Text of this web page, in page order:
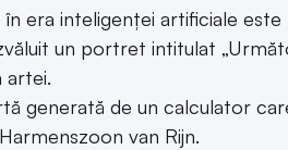
era inteligenței artificiale
un portret intitulat
generată de un calculator
van Rijn.